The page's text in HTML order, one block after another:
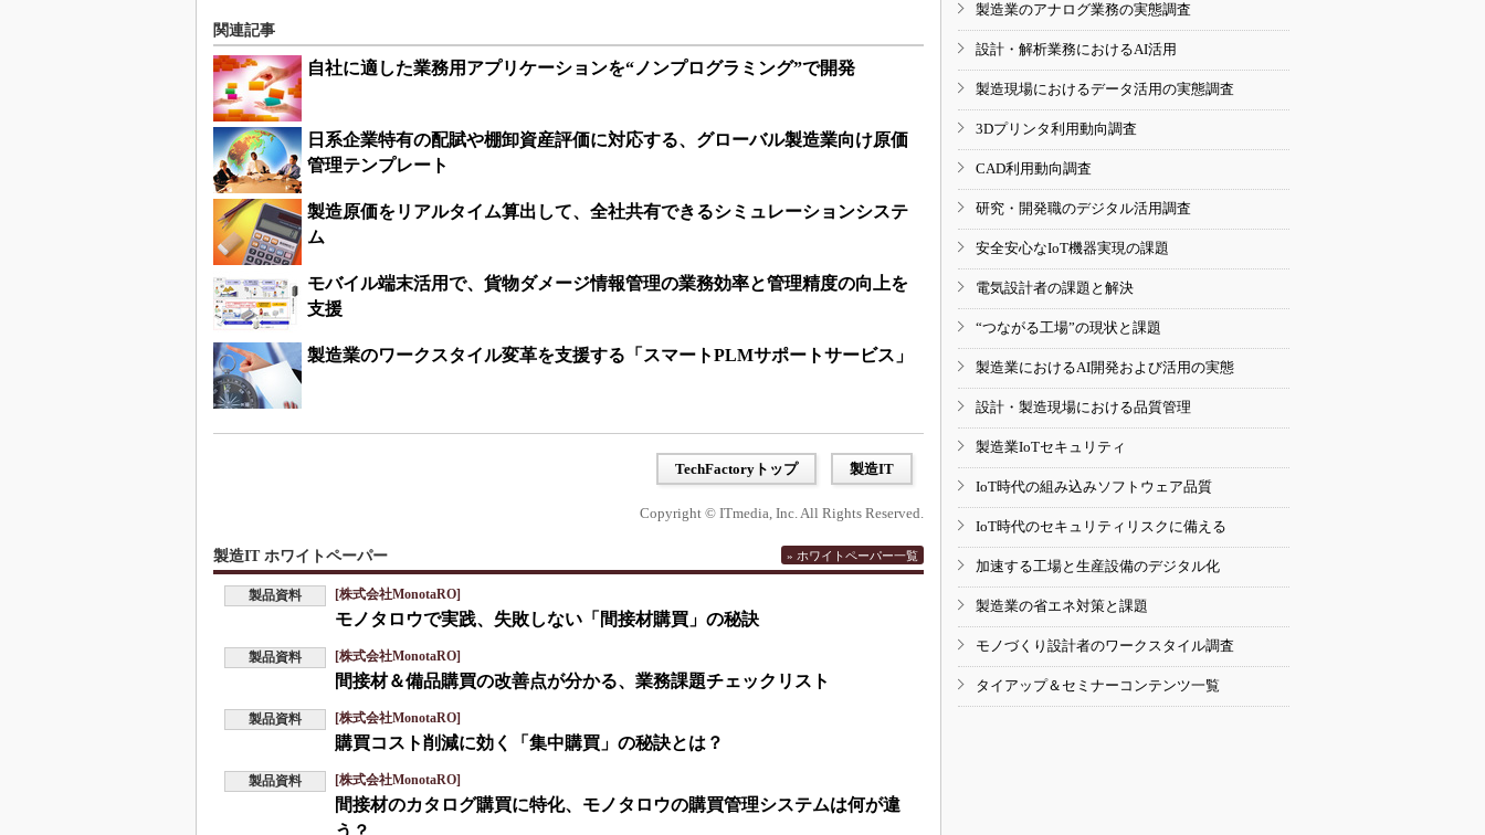
関連記事
自社に適した業務用アプリケーションを“ノンプログラミング”で開発
日系企業特有の配賦や棚卸資産評価に対応する、グローバル製造業向け原価
管理テンプレート
製造原価をリアルタイム算出して、全社共有できるシミュレーションシステ
ム
モバイル端末活用で、貨物ダメージ情報管理の業務効率と管理精度の向上を
支援
製造業のワークスタイル変革を支援する「スマートPLMサポートサービス」
TechFactoryトップ 製造IT
Copyright © ITmedia, Inc. All Rights Reserved.
製造IT ホワイトペーパー » ホワイトペーパー一覧
製品資料 [株式会社MonotaRO]
モノタロウで実践、失敗しない「間接材購買」の秘訣
製品資料 [株式会社MonotaRO]
間接材＆備品購買の改善点が分かる、業務課題チェックリスト
製品資料 [株式会社MonotaRO]
購買コスト削減に効く「集中購買」の秘訣とは？
製品資料 [株式会社MonotaRO]
間接材のカタログ購買に特化、モノタロウの購買管理システムは何が違
う？
製造業のアナログ業務の実態調査
設計・解析業務におけるAI活用
製造現場におけるデータ活用の実態調査
3Dプリンタ利用動向調査
CAD利用動向調査
研究・開発職のデジタル活用調査
安全安心なIoT機器実現の課題
電気設計者の課題と解決
“つながる工場”の現状と課題
製造業におけるAI開発および活用の実態
設計・製造現場における品質管理
製造業IoTセキュリティ
IoT時代の組み込みソフトウェア品質
IoT時代のセキュリティリスクに備える
加速する工場と生産設備のデジタル化
製造業の省エネ対策と課題
モノづくり設計者のワークスタイル調査
タイアップ＆セミナーコンテンツ一覧